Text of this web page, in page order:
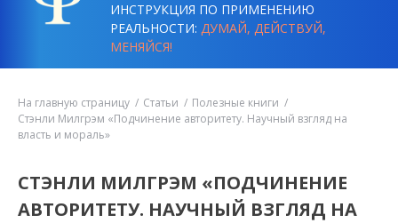
ИНСТРУКЦИЯ ПО ПРИМЕНЕНИЮ
РЕАЛЬНОСТИ:ДУМАЙ, ДЕЙСТВУЙ,
МЕНЯЙСЯ!
На главную страницу Статьи
Полезные книги
Стэнли Милгрэм «Подчинение авторитету. Научный взгляд на
власть и мораль»
СТЭНЛИ МИЛГРЭМ «ПОДЧИНЕНИЕ
АВТОРИТЕТУ. НАУЧНЫЙ ВЗГЛЯД НА